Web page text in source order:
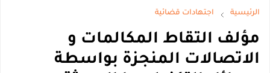
الرئيسية اجتهادات قضائية
مؤلف التقاط المكالمات و
الاتصالات المنجزة بواسطة